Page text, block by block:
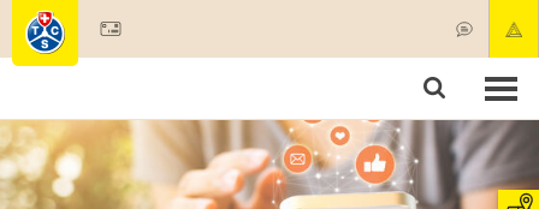
Societariato & prestazioni
Test, sicurezza & salute